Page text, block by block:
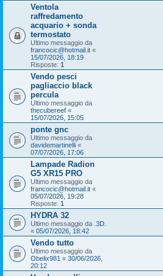
Ventola
raffredamento
acquario + sonda
termostato
Ultimo messaggio da
francocic@hotmail.it «
15/07/2026, 18:19
Risposte: 1
Vendo pesci
pagliaccio black
percula
Ultimo messaggio da
thecubereef «
15/07/2026, 15:05
ponte gnc
Ultimo messaggio da
davidemartinelli «
07/07/2026, 17:06
Lampade Radion
G5 XR15 PRO
Ultimo messaggio da
francocic@hotmail.it «
05/07/2026, 19:28
Risposte: 1
HYDRA 32
Ultimo messaggio da .3D.
« 05/07/2026, 18:42
Vendo tutto
Ultimo messaggio da
Obelix981 « 30/06/2026,
20:12